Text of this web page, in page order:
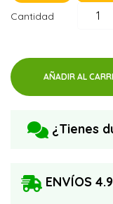
Cantidad
AÑADIR AL
¿Tienes
ENVÍOS